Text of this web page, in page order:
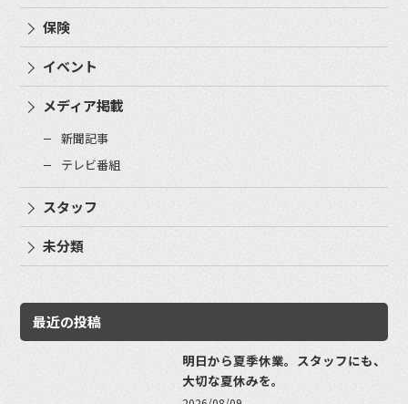
保険
イベント
メディア掲載
新聞記事
テレビ番組
スタッフ
未分類
最近の投稿
明日から夏季休業。スタッフにも、
大切な夏休みを。